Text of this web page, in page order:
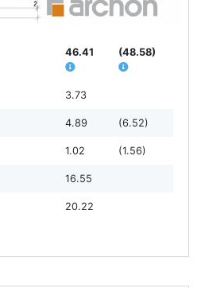
46.41 (48.58)
3.73
4.89 (6.52)
1.02 (1.56)
16.55
20.22